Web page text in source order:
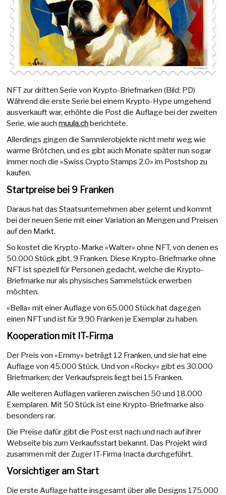
NFT zur dritten Serie von Krypto-Briefmarken (Bild: PD)
Während die erste Serie bei einem Krypto-Hype umgehend
ausverkauft war, erhöhte die Post die Auflage bei der zweiten
Serie, wie auchmuula.chberichtete.
Allerdings gingen die Sammlerobjekte nicht mehr weg wie
warme Brötchen, und es gibt auch Monate später nun sogar
immer noch die «Swiss Crypto Stamps 2.0» im Postshop zu
kaufen.
Startpreise bei 9 Franken
Daraus hat das Staatsunternehmen aber gelernt und kommt
bei der neuen Serie mit einer Variation an Mengen und Preisen
auf den Markt.
So kostet die Krypto-Marke «Walter» ohne NFT, von denen es
50.000 Stück gibt, 9 Franken. Diese Krypto-Briefmarke ohne
NFT ist speziell für Personen gedacht, welche die Krypto-
Briefmarke nur als physisches Sammelstück erwerben
möchten.
«Bella» mit einer Auflage von 65.000 Stück hat dagegen
einen NFT und ist für 9.90 Franken je Exemplar zu haben.
Kooperation mit IT-Firma
Der Preis von «Emmy» beträgt 12 Franken, und sie hat eine
Auflage von 45.000 Stück. Und von «Rocky» gibt es 30.000
Briefmarken; der Verkaufspreis liegt bei 15 Franken.
Alle weiteren Auflagen variieren zwischen 50 und 18.000
Exemplaren. Mit 50 Stück ist eine Krypto-Briefmarke also
besonders rar.
Die Preise dafür gibt die Post erst nach und nach auf ihrer
Webseite bis zum Verkaufsstart bekannt. Das Projekt wird
zusammen mit der Zuger IT-Firma Inacta durchgeführt.
Vorsichtiger am Start
Die erste Auflage hatte insgesamt über alle Designs 175.000